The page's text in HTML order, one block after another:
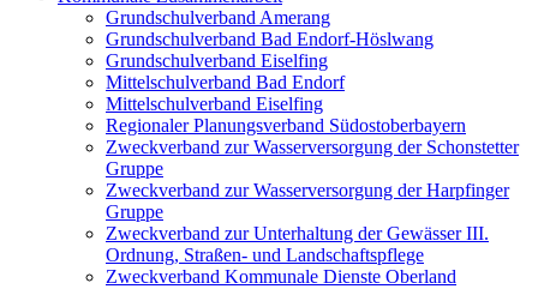
Grundschulverband Amerang
Grundschulverband Bad Endorf-Höslwang
Grundschulverband Eiselfing
Mittelschulverband Bad Endorf
Mittelschulverband Eiselfing
Regionaler Planungsverband Südostoberbayern
Zweckverband zur Wasserversorgung der Schonstetter
Gruppe
Zweckverband zur Wasserversorgung der Harpfinger
Gruppe
Zweckverband zur Unterhaltung der Gewässer III.
Ordnung, Straßen- und Landschaftspflege
Zweckverband Kommunale Dienste Oberland